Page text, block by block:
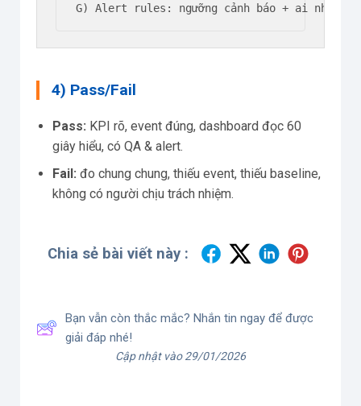
G) Alert rules: ngưỡng cảnh báo + ai nhận +
4) Pass/Fail
Pass: KPI rõ, event đúng, dashboard đọc 60
giây hiểu, có QA & alert.
Fail: đo chung chung, thiếu event, thiếu baseline,
không có người chịu trách nhiệm.
Chia sẻ bài viết này :
Bạn vẫn còn thắc mắc? Nhắn tin ngay để được
giải đáp nhé!
Cập nhật vào 29/01/2026